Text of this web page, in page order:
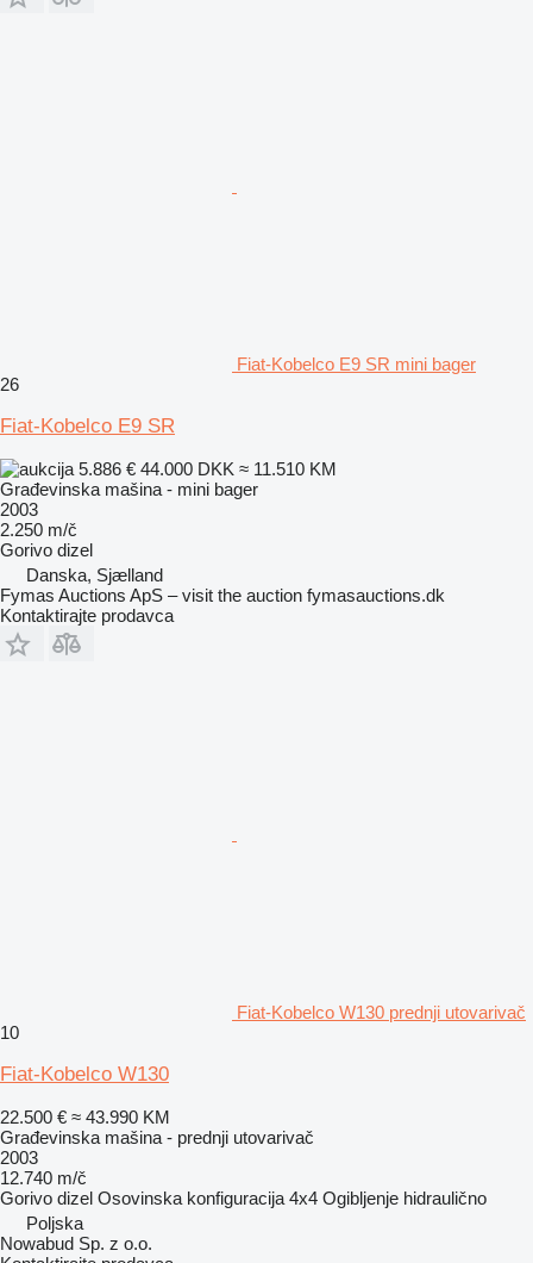
Fiat-Kobelco E9 SR mini bager
26
Fiat-Kobelco E9 SR
5.886 € 44.000 DKK ≈ 11.510 KM
Građevinska mašina - mini bager
2003
2.250 m/č
Gorivo dizel
Danska, Sjælland
Fymas Auctions ApS – visit the auction fymasauctions.dk
Kontaktirajte prodavca
Fiat-Kobelco W130 prednji utovarivač
10
Fiat-Kobelco W130
22.500 € ≈ 43.990 KM
Građevinska mašina - prednji utovarivač
2003
12.740 m/č
Gorivo dizel Osovinska konfiguracija 4x4 Ogibljenje hidraulično
Poljska
Nowabud Sp. z o.o.